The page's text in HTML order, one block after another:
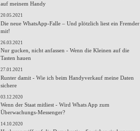
auf meinem Handy
20.05.2021
Die neue WhatsApp-Falle – Und plötzlich liest ein Fremder
mit!
26.03.2021
Nur gucken, nicht anfassen - Wenn die Kleinen auf die
Tasten hauen
27.01.2021
Runter damit - Wie ich beim Handyverkauf meine Daten
sichere
03.12.2020
Wenn der Staat mitliest - Wird Whats App zum
Überwachungs-Messenger?
14.10.2020